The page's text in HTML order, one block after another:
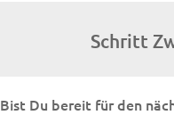
Schritt
Bist Du bereit für den